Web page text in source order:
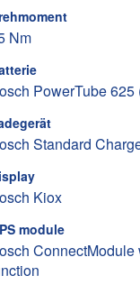
Nm
PowerTube 625
Standard
Kiox
module